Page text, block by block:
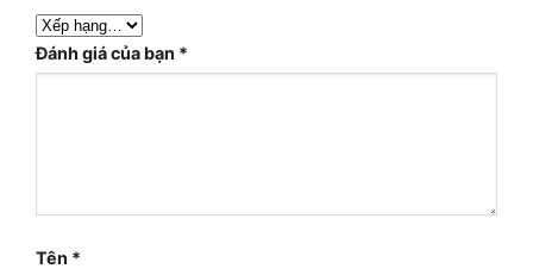
Đánh giá của bạn *
Tên *